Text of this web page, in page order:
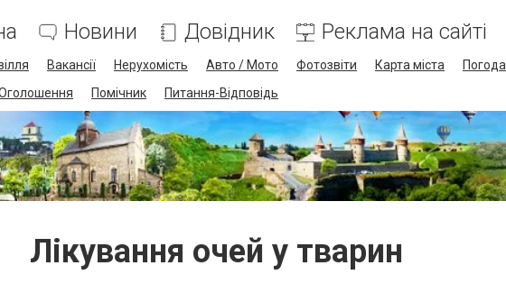
Новини Довідник Реклама на сайті
Вакансії Нерухомість Авто / Мото Фотозвіти Карта міста
Погода
Помічник Питання-Відповідь
Лікування очей у тварин